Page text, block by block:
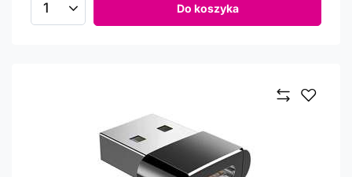
Ilość produktów Do koszyka